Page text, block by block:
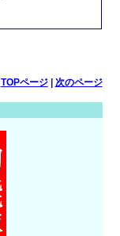
TOPページ| 次のページ